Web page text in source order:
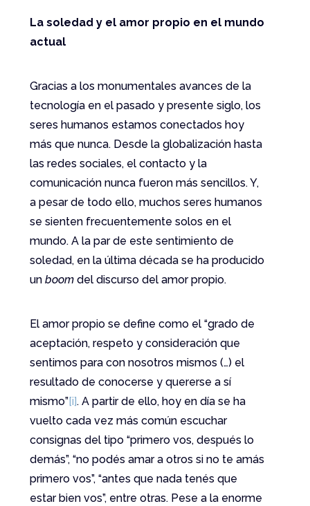
La soledad y el amor propio en el mundo
actual
Gracias a los monumentales avances de la
tecnología en el pasado y presente siglo, los
seres humanos estamos conectados hoy
más que nunca. Desde la globalización hasta
las redes sociales, el contacto y la
comunicación nunca fueron más sencillos. Y,
a pesar de todo ello, muchos seres humanos
se sienten frecuentemente solos en el
mundo. A la par de este sentimiento de
soledad, en la última década se ha producido
un boomdel discurso del amor propio.
El amor propio se define como el “grado de
aceptación, respeto y consideración que
sentimos para con nosotros mismos (…) el
resultado de conocerse y quererse a sí
mismo”[i]. A partir de ello, hoy en día se ha
vuelto cada vez más común escuchar
consignas del tipo “primero vos, después lo
demás”, “no podés amar a otros si no te amás
primero vos”, “antes que nada tenés que
estar bien vos”, entre otras. Pese a la enorme